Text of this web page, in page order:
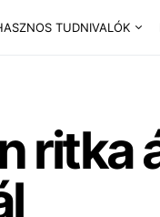
TUDNIVALÓK
ritka